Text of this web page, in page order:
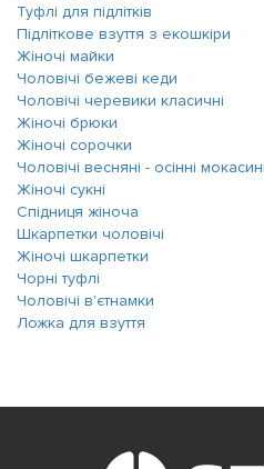
Туфлі для підлітків
Підліткове взуття з екошкіри
Жіночі майки
Чоловічі бежеві кеди
Чоловічі черевики класичні
Жіночі брюки
Жіночі сорочки
Чоловічі весняні - осінні
Жіночі сукні
Спідниця жіноча
Шкарпетки чоловічі
Жіночі шкарпетки
Чорні туфлі
Чоловічі в'єтнамки
Ложка для взуття